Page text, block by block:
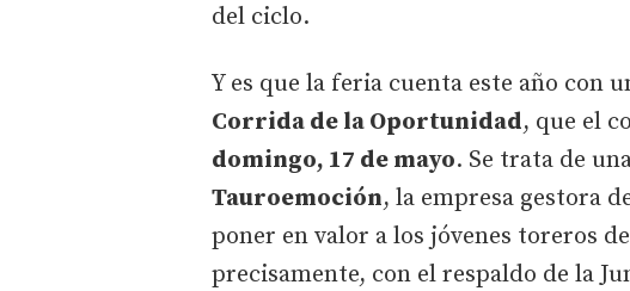
del ciclo.
Y es que la feria cuenta este año con
Corrida de la Oportunidad, que el
domingo, 17 de mayo. Se trata de
Tauroemoción, la empresa gestora
poner en valor a los jóvenes toreros
precisamente, con el respaldo de la